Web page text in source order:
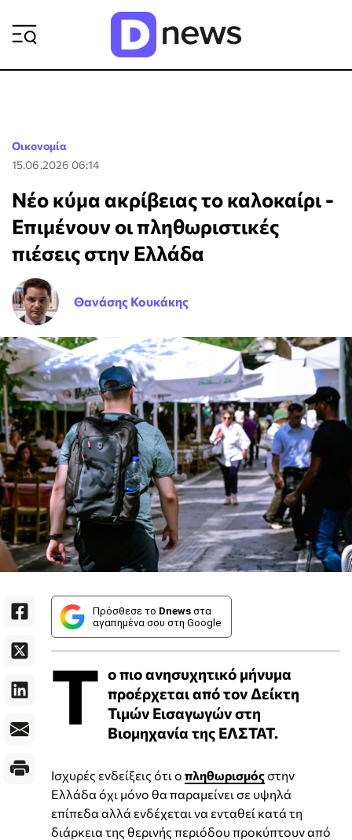
Οικονομία
15.06.2026 06:14
Νέο κύμα ακρίβειας το καλοκαίρι -
Επιμένουν οι πληθωριστικές
πιέσεις στην Ελλάδα
Θανάσης Κουκάκης
Πρόσθεσε το Dnews στα
αγαπημένα σου στη Google
Τ ο πιο ανησυχητικό μήνυμα
προέρχεται από τον Δείκτη
Τιμών Εισαγωγών στη
Βιομηχανία της ΕΛΣΤΑΤ.
Ισχυρές ενδείξεις ότι ο πληθωρισμόςστην
Ελλάδα όχι μόνο θα παραμείνει σε υψηλά
επίπεδα αλλά ενδέχεται να ενταθεί κατά τη
διάρκεια της θερινής περιόδου προκύπτουν από